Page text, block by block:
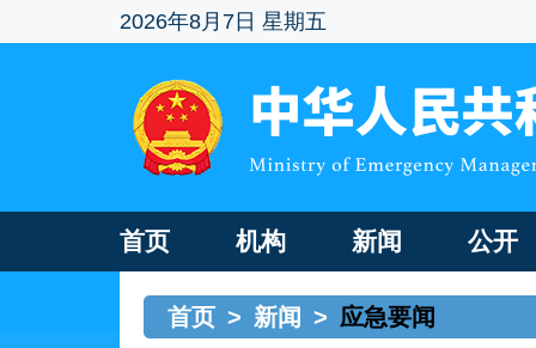
2026年8月7日 星期五
首页 机构 新闻 公开
首页 > 新闻 > 应急要闻